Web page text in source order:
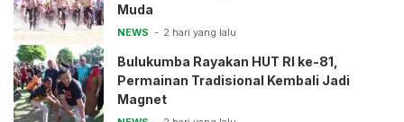
Muda
NEWS 2 hari yang lalu
Bulukumba Rayakan HUT RI ke-81,
Permainan Tradisional Kembali Jadi
Magnet